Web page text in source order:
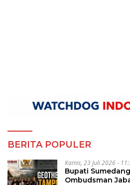
BERITA POPULER
Kamis, 23 Juli 2026 -
Bupati
Ombudsman